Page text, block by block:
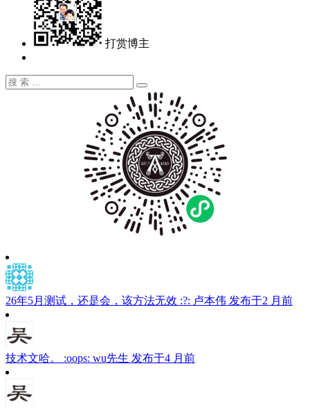
打赏博主
搜
搜
索
26年5月测试，还是会，该方法无效 :?: 卢本伟 发布于2 月前
技术文哈。 :oops: wu先生 发布于4 月前